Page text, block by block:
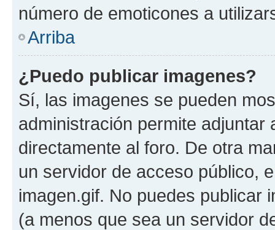
número de emoticones a
Arriba
¿Puedo publicar imagenes?
Sí, las imagenes se pueden
administración permite
directamente al foro. De otra
un servidor de acceso público,
imagen.gif. No puedes publicar
(a menos que sea un servidor